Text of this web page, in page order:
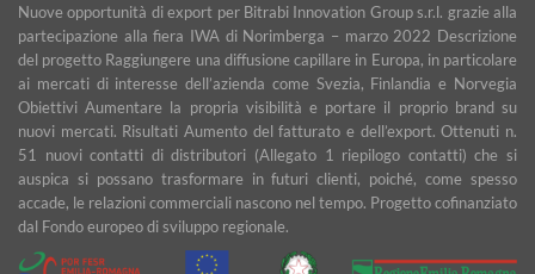
Nuove opportunità di export per Bitrabi Innovation Group s.r.l. grazie alla
partecipazione alla fiera IWA di Norimberga – marzo 2022 Descrizione
del progetto Raggiungere una diffusione capillare in Europa, in particolare
ai mercati di interesse dell’azienda come Svezia, Finlandia e Norvegia
Obiettivi Aumentare la propria visibilità e portare il proprio brand su
nuovi mercati. Risultati Aumento del fatturato e dell’export. Ottenuti n.
51 nuovi contatti di distributori (Allegato 1 riepilogo contatti) che si
auspica si possano trasformare in futuri clienti, poiché, come spesso
accade, le relazioni commerciali nascono nel tempo. Progetto cofinanziato
dal Fondo europeo di sviluppo regionale.